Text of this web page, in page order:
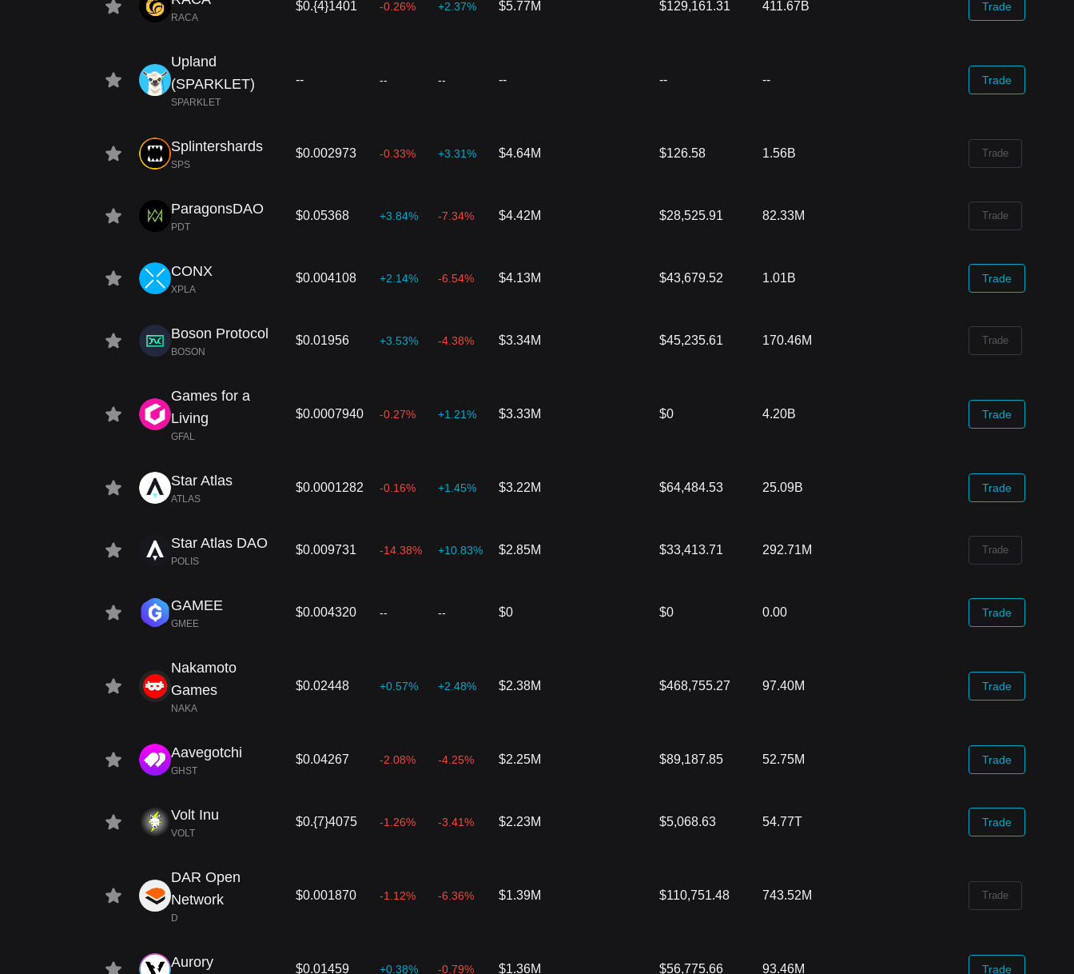
RACA
$0.{4}1401 -0.26% +2.37% $5.77M $129,161.31 411.67B Trade
Upland
(SPARKLET)
SPARKLET
-- -- -- -- -- -- Trade
Splintershards
SPS
$0.002973 -0.33% +3.31% $4.64M $126.58 1.56B Trade
ParagonsDAO
PDT
$0.05368 +3.84% -7.34% $4.42M $28,525.91 82.33M Trade
CONX
XPLA
$0.004108 +2.14% -6.54% $4.13M $43,679.52 1.01B Trade
Boson Protocol
BOSON
$0.01956 +3.53% -4.38% $3.34M $45,235.61 170.46M Trade
Games for a
Living
GFAL
$0.0007940 -0.27% +1.21% $3.33M $0 4.20B Trade
Star Atlas
ATLAS
$0.0001282 -0.16% +1.45% $3.22M $64,484.53 25.09B Trade
Star Atlas DAO
POLIS
$0.009731 -14.38% +10.83% $2.85M $33,413.71 292.71M Trade
GAMEE
GMEE
$0.004320 -- -- $0 $0 0.00 Trade
Nakamoto
Games
NAKA
$0.02448 +0.57% +2.48% $2.38M $468,755.27 97.40M Trade
Aavegotchi
GHST
$0.04267 -2.08% -4.25% $2.25M $89,187.85 52.75M Trade
Volt Inu
VOLT
$0.{7}4075 -1.26% -3.41% $2.23M $5,068.63 54.77T Trade
DAR Open
Network
D
$0.001870 -1.12% -6.36% $1.39M $110,751.48 743.52M Trade
Aurory $0.01459 +0.38% -0.79% $1.36M $56,775.66 93.46M Trade